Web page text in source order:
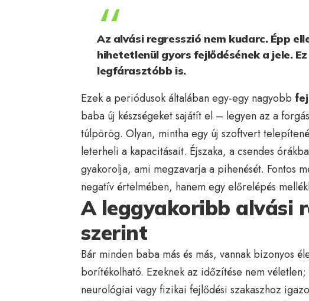
Az alvási regresszió nem kudarc. Épp
hihetetlenül gyors fejlődésének a jele.
legfárasztóbb is.
Ezek a periódusok általában egy-egy nagyobb
baba új készségeket sajátít el – legyen az a
túlpörög. Olyan, mintha egy új szoftvert
leterheli a kapacitásait. Éjszaka, a csendes
gyakorolja, ami megzavarja a pihenését. Fontos
negatív értelmében, hanem egy előrelépés
A leggyakoribb alvási
szerint
Bár minden baba más és más, vannak bizonyos
borítékolható. Ezeknek az időzítése nem
neurológiai vagy fizikai fejlődési szakaszhoz